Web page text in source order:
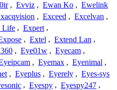
, Evviz , Ewan Ko , Ewelink
, Exceed , Excelvan ,
Life , Expert ,
, Extel , Extend Lan ,
, Eye01w , Eyecam ,
, Eyemax , Eyenimal ,
, Eyeplus , Eyerely , Eyes-sys
, Eyespy , Eyespy247 ,